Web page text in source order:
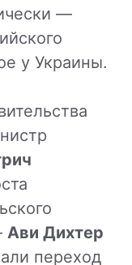
—
у Украины.
Ави Дихтер
переход